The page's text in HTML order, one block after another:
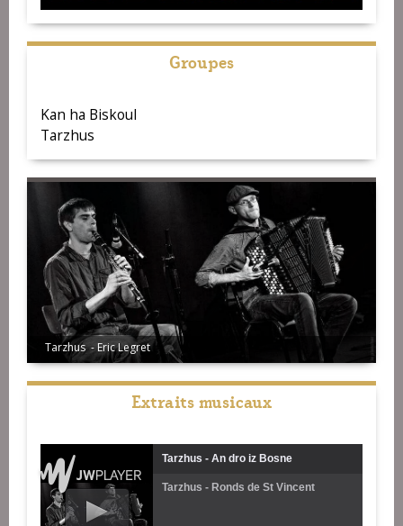
Groupes
Kan ha Biskoul
Tarzhus
Tarzhus - Eric Legret
Extraits musicaux
Tarzhus - An dro iz Bosne
Tarzhus - Ronds de St Vincent